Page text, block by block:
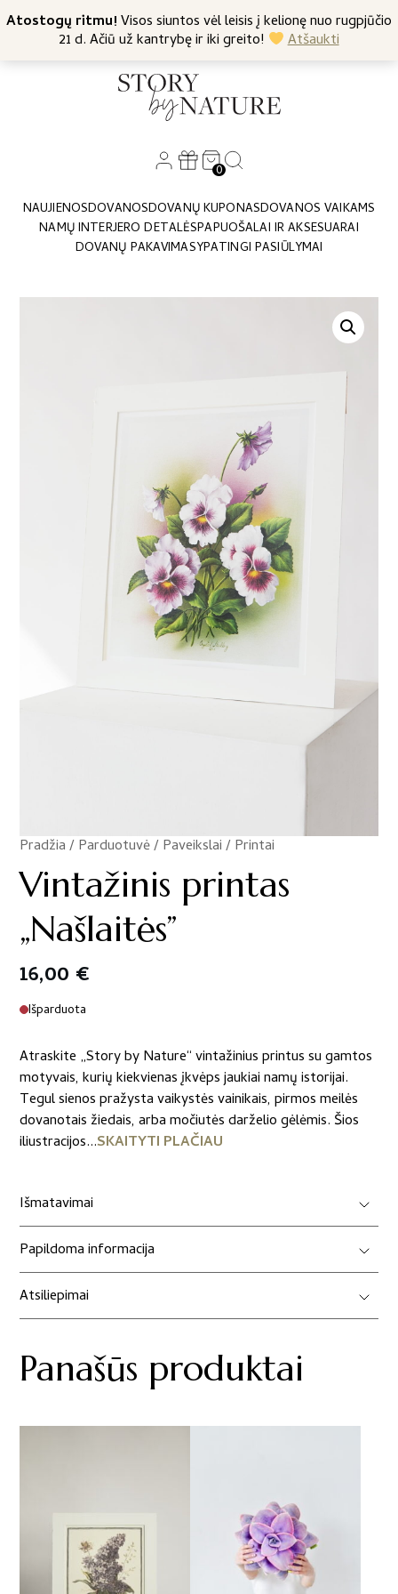
Atostogų ritmu!Visos siuntos vėl leisis į kelionę nuo rugpjūčio
21 d. Ačiū už kantrybę ir iki greito!
Atšaukti
Nemokamas siuntimas nuo 45 Eur +370 682 57369
0
NAUJIENOSDOVANOSDOVANŲ KUPONASDOVANOS VAIKAMS
NAMŲ INTERJERO DETALĖSPAPUOŠALAI IR AKSESUARAI
DOVANŲ PAKAVIMASYPATINGI PASIŪLYMAI
Pradžia/Parduotuvė/Paveikslai / Printai
/
Vintažinis printas
„Našlaitės”
16,00 €
Išparduota
Atraskite „Story by Nature“ vintažinius printus su gamtos
motyvais, kurių kiekvienas įkvėps jaukiai namų istorijai.
Tegul sienos pražysta vaikystės vainikais, pirmos meilės
dovanotais žiedais, arba močiutės darželio gėlėmis. Šios
iliustracijos...SKAITYTI PLAČIAU
Išmatavimai
Papildoma informacija
Atsiliepimai
Panašūs produktai